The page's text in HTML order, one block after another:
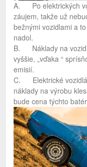
A. Po elektrických
záujem, takže už
bežnými vozidlami a
nadol.
B. Náklady na
vyššie, „vďaka “
emisií.
C. Elektrické vozidlá
náklady na výrobu
bude cena týchto